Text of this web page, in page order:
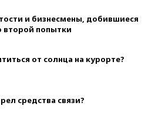
и бизнесмены, добившиеся
второй попытки
от солнца на курорте?
средства связи?